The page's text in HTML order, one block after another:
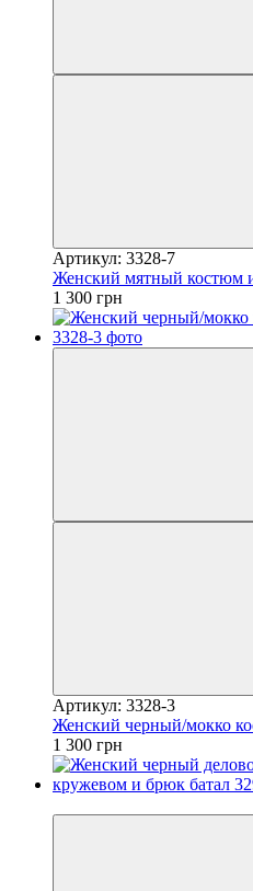
Артикул: 3328-7
Женский мятный костюм
1 300 грн
Артикул: 3328-3
Женский черный/мокко
1 300 грн